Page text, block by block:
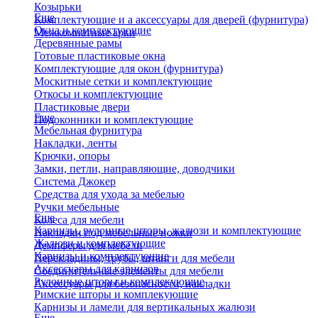
Козырьки
Комплектующие и а аксессуары для дверей (фурнитура)
Межкомнатные арки
Еще
Окна и комплектующие
Деревянные рамы
Готовые пластиковые окна
Комплектующие для окон (фурнитура)
Москитные сетки и комплектующие
Откосы и комплектующие
Пластиковые двери
Подоконники и комплектующие
Еще
Мебельная фурнитура
Накладки, ленты
Крючки, опоры
Замки, петли, направляющие, доводчики
Система Джокер
Средства для ухода за мебелью
Ручки мебельные
Колеса для мебели
Накладки под мебельные ножки
Демпферы для мебели
Перекладины, трубы, штанги для мебели
Соединительные элементы для мебели
Аксессуары для безопасности, накладки
Еще
Карнизы, рулонные шторы, жалюзи и комплектующие
Жалюзи и комплектующие
Карнизы и комплектующие
Аксессуары для карнизов
Рулонные шторы и комплекующие
Римские шторы и комплекующие
Карнизы и ламели для вертикальных жалюзи